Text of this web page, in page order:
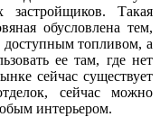
застройщиков. Такая
обусловлена тем,
топливом, а
ее там, где нет
сейчас существует
сейчас можно
интерьером.